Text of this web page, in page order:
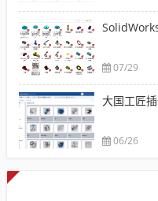
07/29
大国工匠
06/26